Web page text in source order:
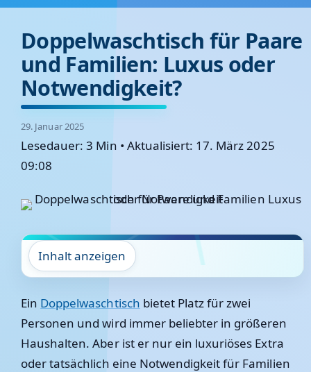
Doppelwaschtisch für Paare
und Familien: Luxus oder
Notwendigkeit?
29. Januar 2025
Lesedauer: 3 Min • Aktualisiert: 17. März 2025
09:08
Inhalt anzeigen
Ein Doppelwaschtisch bietet Platz für zwei
Personen und wird immer beliebter in größeren
Haushalten. Aber ist er nur ein luxuriöses Extra
oder tatsächlich eine Notwendigkeit für Familien